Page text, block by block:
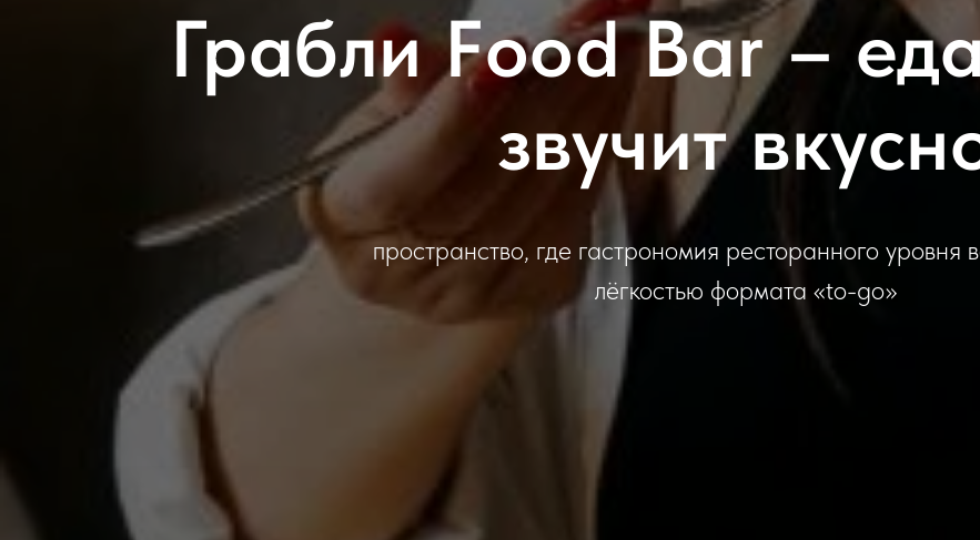
Грабли Food Bar –
звучит
пространство, где гастрономия ресторанного уровня
лёгкостью формата «to-go»